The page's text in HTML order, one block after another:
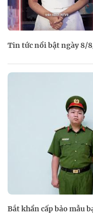
Tin tức nổi bật ngày 8/
Bắt khẩn cấp bảo mẫu